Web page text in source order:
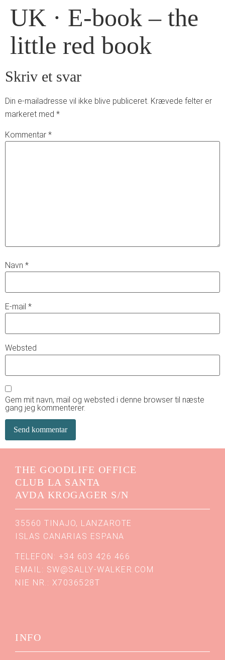
UK · E-book – the
little red book
Skriv et svar
Din e-mailadresse vil ikke blive publiceret. Krævede felter er
markeret med *
Kommentar *
Navn *
E-mail *
Websted
Gem mit navn, mail og websted i denne browser til næste
gang jeg kommenterer.
THE GOODLIFE OFFICE
CLUB LA SANTA
AVDA KROGAGER S/N
35560 TINAJO, LANZAROTE
ISLAS CANARIAS ESPANA
TELEFON: +34 603 426 466
EMAIL: SW@SALLY-WALKER.COM
NIE NR.: X7036528T
INFO